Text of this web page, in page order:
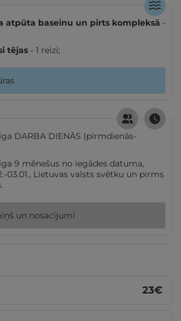
atpūta baseinu un pirts kompleksā -
tējas - 1 reizi;
DARBA DIENĀS (pirmdienās-
9 mēnešus no iegādes datuma,
03.01., Lietuvas valsts svētku un pirms
un nosacījumi
23€